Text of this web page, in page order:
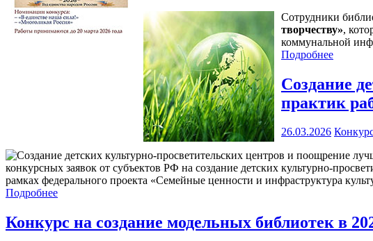
Сотрудники
творчеству»,
коммунальной
Подробнее
Создание
практик
26.03.2026
конкурсных заявок от субъектов РФ на создание детских культурно-
рамках федерального проекта «Семейные ценности и инфраструктура
Подробнее
Конкурс на создание модельных библиотек в